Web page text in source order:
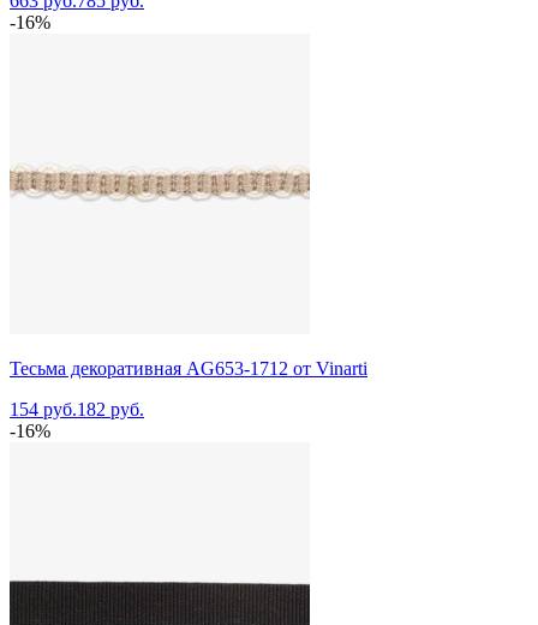
-16%
Тесьма декоративная AG653-1712 от Vinarti
154 руб.182 руб.
-16%